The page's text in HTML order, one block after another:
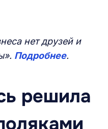
нет друзей и
Подробнее.
решила